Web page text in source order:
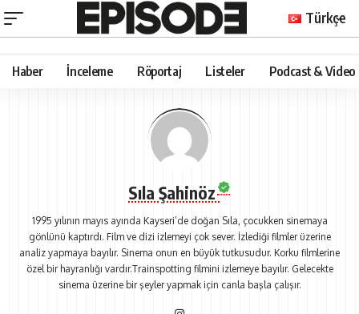
Türkçe
Haber İnceleme Röportaj Listeler Podcast & Video
Sıla Şahinöz
1995 yılının mayıs ayında Kayseri’de doğan Sıla, çocukken sinemaya
gönlünü kaptırdı. Film ve dizi izlemeyi çok sever. İzlediği filmler üzerine
analiz yapmaya bayılır. Sinema onun en büyük tutkusudur. Korku filmlerine
özel bir hayranlığı vardır.Trainspotting filmini izlemeye bayılır. Gelecekte
sinema üzerine bir şeyler yapmak için canla başla çalışır.